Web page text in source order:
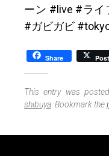
ーン #live #ライ
#ガビガビ
Share Post
This entry was
shibuya . Bookmark the